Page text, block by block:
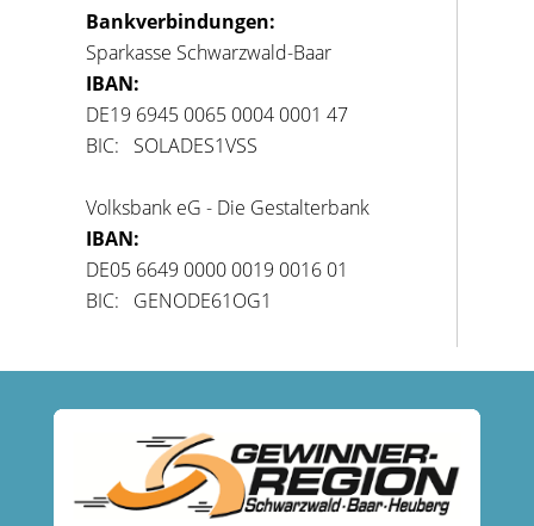
Bankverbindungen:
Sparkasse Schwarzwald-Baar
IBAN:
DE19 6945 0065 0004 0001 47
BIC: SOLADES1VSS
Volksbank eG - Die Gestalterbank
IBAN:
DE05 6649 0000 0019 0016 01
BIC: GENODE61OG1